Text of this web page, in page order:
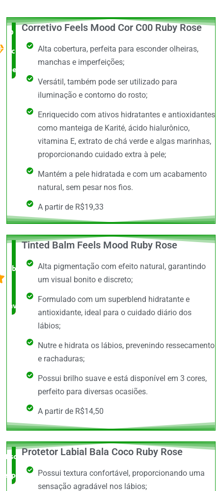
O Melhor
custo x
benefício
Corretivo Feels Mood Cor C00 Ruby Rose
Alta cobertura, perfeita para esconder olheiras,
manchas e imperfeições;
Versátil, também pode ser utilizado para
iluminação e contorno do rosto;
Enriquecido com ativos hidratantes e antioxidantes
como manteiga de Karité, ácido hialurônico,
vitamina E, extrato de chá verde e algas marinhas,
proporcionando cuidado extra à pele;
Mantém a pele hidratada e com um acabamento
natural, sem pesar nos fios.
A partir de R$19,33
O +
barato,
avaliado!
Tinted Balm Feels Mood Ruby Rose
Alta pigmentação com efeito natural, garantindo
um visual bonito e discreto;
Formulado com um superblend hidratante e
antioxidante, ideal para o cuidado diário dos
lábios;
Nutre e hidrata os lábios, prevenindo ressecamento
e rachaduras;
Possui brilho suave e está disponível em 3 cores,
perfeito para diversas ocasiões.
A partir de R$14,50
Escolha do
especialista
Protetor Labial Bala Coco Ruby Rose
Possui textura confortável, proporcionando uma
sensação agradável nos lábios;